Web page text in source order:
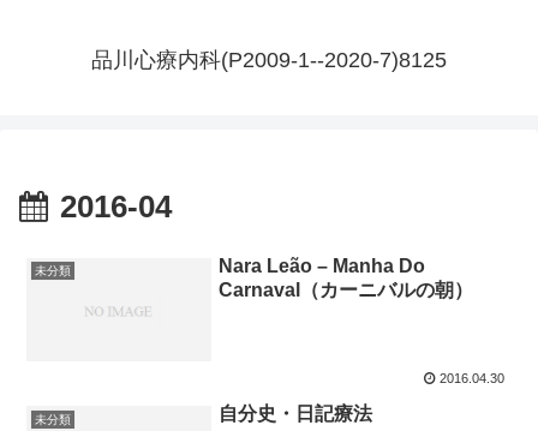
品川心療内科(P2009-1--2020-7)8125
2016-04
未分類
Nara Leão – Manha Do
Carnaval（カーニバルの朝）
2016.04.30
未分類 自分史・日記療法